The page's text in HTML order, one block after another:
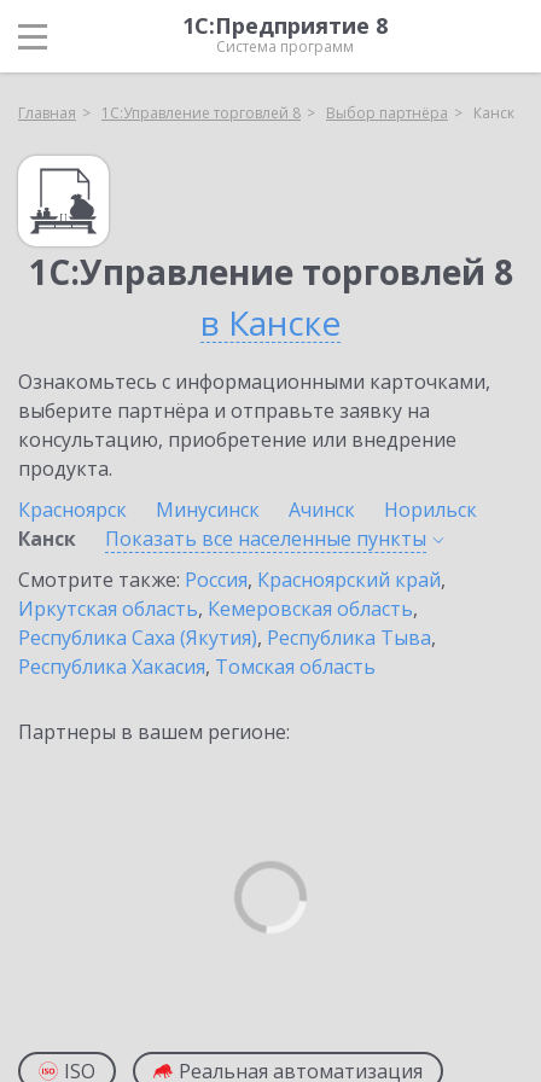
1С:Предприятие 8
Система программ
Главная 1С:Управление торговлей 8 Выбор партнёра Канск
1С:Управление торговлей 8
в Канске
Ознакомьтесь с информационными карточками,
выберите партнёра и отправьте заявку на
консультацию, приобретение или внедрение
продукта.
Красноярск
Минусинск Ачинск
Норильск
Канск
Показать все населенные пункты
Смотрите также: Россия, Красноярский край,
Иркутская область, Кемеровская область,
Республика Саха (Якутия), Республика Тыва,
Республика Хакасия, Томская область
Партнеры в вашем регионе:
ISO Реальная автоматизация